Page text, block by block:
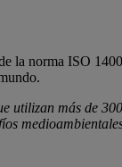
norma ISO
utilizan más de